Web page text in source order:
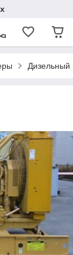
Дизельный